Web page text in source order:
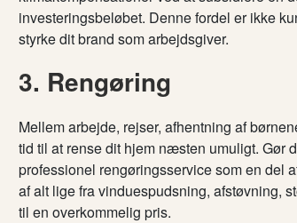
investeringsbeløbet. Denne fordel er ikke
styrke dit brand som arbejdsgiver.
3. Rengøring
Mellem arbejde, rejser, afhentning af
tid til at rense dit hjem næsten umuligt. Gør
professionel rengøringsservice som en del
af alt lige fra vinduespudsning, afstøvning,
til en overkommelig pris.